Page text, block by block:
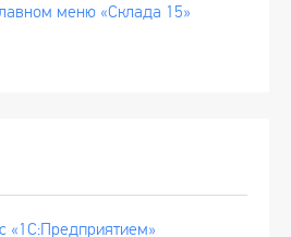
меню «Склада 15»
«1С:Предприятием»